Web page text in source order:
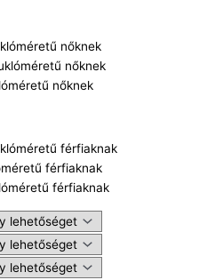
nőknek
nőknek
nőknek
férfiaknak
férfiaknak
férfiaknak